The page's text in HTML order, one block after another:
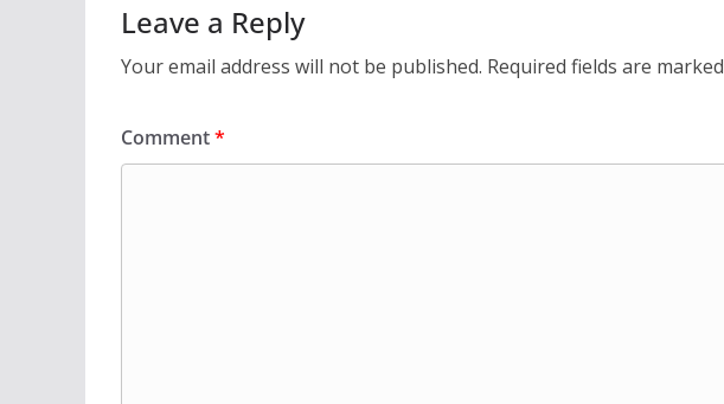
Leave a Reply
Your email address will not be published. Required fields are marked
Comment*